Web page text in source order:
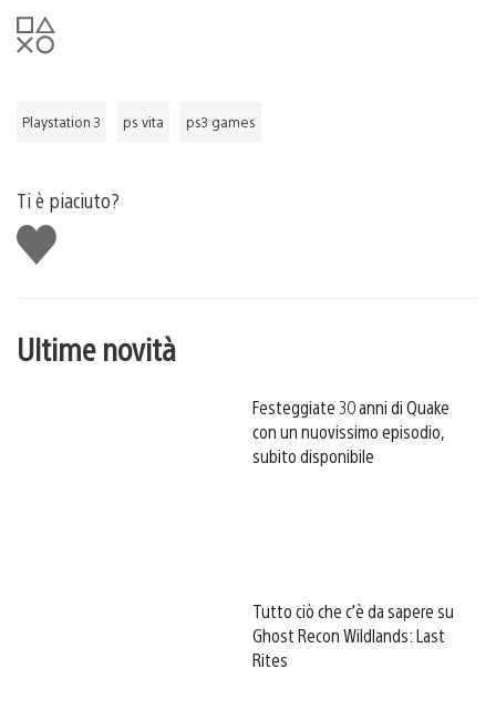
Playstation 3 ps vita ps3 games
Ti è piaciuto?
Mi
piace
Ultime novità
Festeggiate 30 anni di Quake
con un nuovissimo episodio,
subito disponibile
Tutto ciò che c’è da sapere su
Ghost Recon Wildlands: Last
Rites